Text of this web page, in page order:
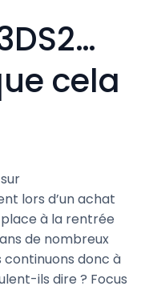
cela
sur
lors d’un achat
à la rentrée
de nombreux
continuons donc à
ils dire ? Focus